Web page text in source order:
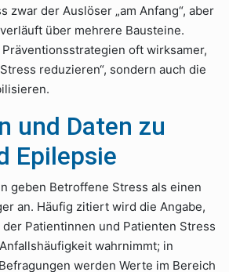
zwar der Auslöser „am Anfang“, aber
über mehrere Bausteine.
oft wirksamer,
reduzieren“, sondern auch die
und Daten zu
Epilepsie
geben Betroffene Stress als einen
an. Häufig zitiert wird die Angabe,
Patientinnen und Patienten Stress
wahrnimmt; in
werden Werte im Bereich